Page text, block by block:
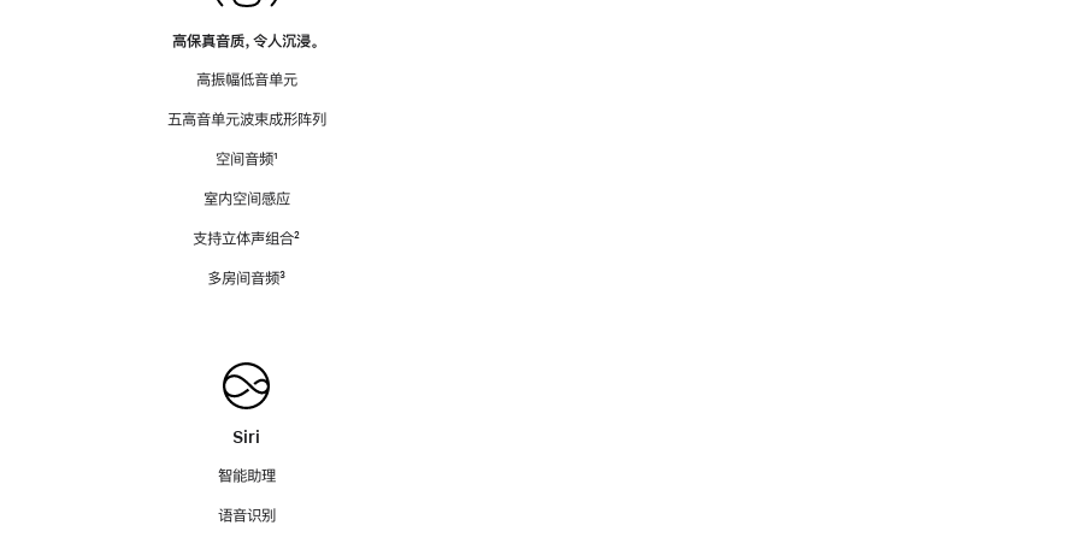
高保真音质，令人沉浸。
高振幅低音单元
五高音单元波束成形阵列
空间音频脚
¹
室内空间感应
支持立体声组合脚
²
多房间音频脚
³
Siri
智能助理
语音识别